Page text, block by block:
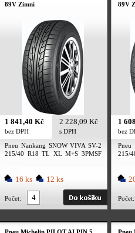
89V Zimní
1 841,40 Kč
bez DPH
2 228,09 Kč
s DPH
Pneu Nankang SNOW VIVA SV-2
215/40 R18 TL XL M+S 3PMSF
16 ks 12 ks
Počet:
89V
1
bez
Pneu
215/
Počet: